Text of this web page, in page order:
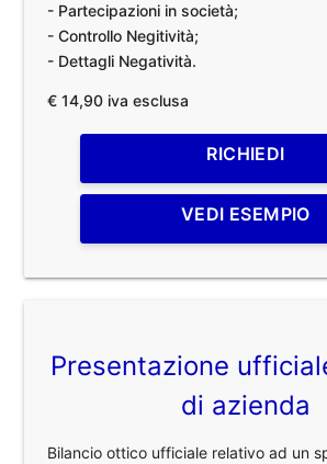
- Partecipazioni in società;
- Controllo Negitività;
- Dettagli Negatività.
€ 14,90 iva esclusa
RICHIEDI
VEDI ESEMPIO
Presentazione
di azienda
Bilancio ottico ufficiale relativo ad un